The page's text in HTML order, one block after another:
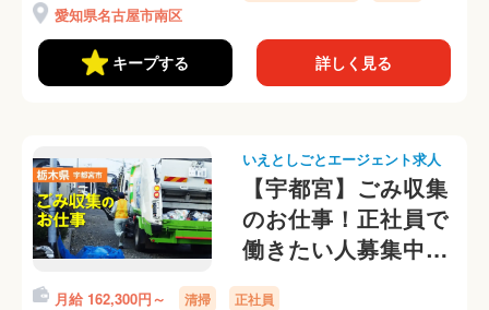
愛知県名古屋市南区
キープする 詳しく見る
いえとしごとエージェント求人
【宇都宮】ごみ収集
のお仕事！正社員で
働きたい人募集中◎
携帯なしOKです
月給 162,300円～ 清掃 正社員